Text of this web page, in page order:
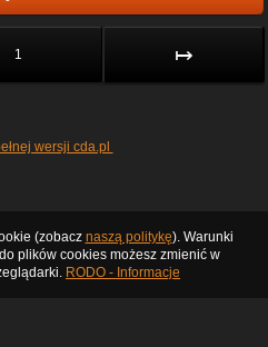
1 ↦
wersji cda.pl
(zobacz naszą politykę). Warunki
plików cookies możesz zmienić w
RODO - Informacje